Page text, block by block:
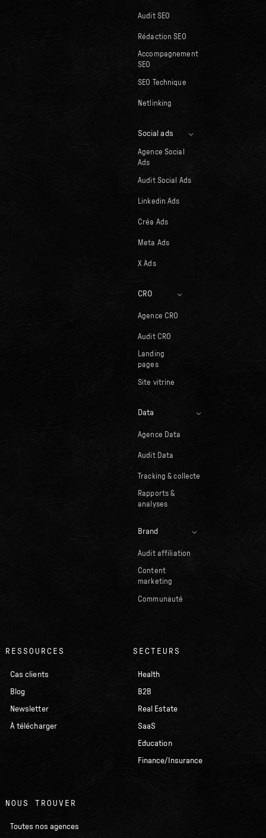
Audit SEO
Rédaction SEO
Accompagnement
SEO
SEO Technique
Netlinking
Social ads
Agence Social
Ads
Audit Social Ads
Linkedin Ads
Créa Ads
Meta Ads
X Ads
CRO
Agence CRO
Audit CRO
Landing
pages
Site vitrine
Data
Agence Data
Audit Data
Tracking & collecte
Rapports &
analyses
Brand
Audit affiliation
Content
marketing
Communauté
RESSOURCES
Cas clients
Blog
Newsletter
À télécharger
SECTEURS
Health
B2B
Real Estate
SaaS
Education
Finance/Insurance
NOUS TROUVER
Toutes nos agences